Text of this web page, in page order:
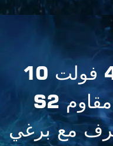
10 فائق التوهج 450 فولت
S2 غلاف ألومنيوم مقاوم